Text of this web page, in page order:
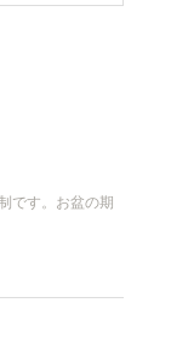
です。お盆の期